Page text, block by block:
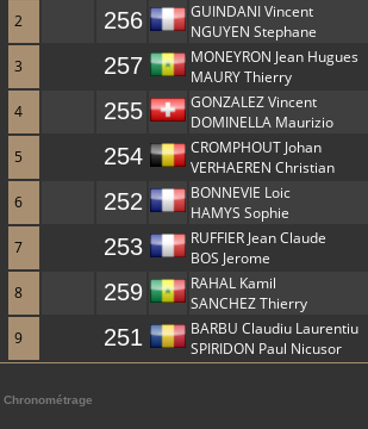
2
256
GUINDANI Vincent
NGUYEN Stephane
3
257
MONEYRON Jean Hugues
MAURY Thierry
4
255
GONZALEZ Vincent
DOMINELLA Maurizio
5
254
CROMPHOUT Johan
VERHAEREN Christian
6
252
BONNEVIE Loic
HAMYS Sophie
7
253
RUFFIER Jean Claude
BOS Jerome
8
259
RAHAL Kamil
SANCHEZ Thierry
9
251
BARBU Claudiu Laurentiu
SPIRIDON Paul Nicusor
Chronométrage